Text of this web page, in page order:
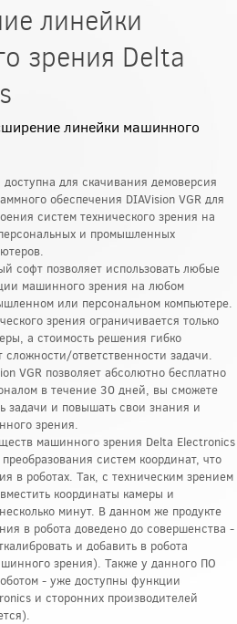
линейки
зрения Delta
линейки машинного
доступна для скачивания демоверсия
обеспечения DIAVision VGR для
систем технического зрения на
и промышленных
софт позволяет использовать любые
машинного зрения на любом
или персональном компьютере.
зрения ограничивается только
а стоимость решения гибко
сложности/ответственности задачи.
VGR позволяет абсолютно бесплатно
в течение 30 дней, вы сможете
задачи и повышать свои знания и
зрения.
машинного зрения Delta Electronics
систем координат, что
в роботах. Так, с техническим зрением
координаты камеры и
минут. В данном же продукте
в робота доведено до совершенства -
и добавить в робота
зрения). Также у данного ПО
- уже доступны функции
и сторонних производителей